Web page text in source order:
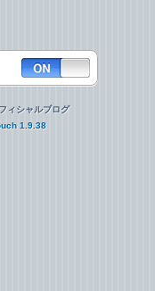
ィシャルブログ
1.9.38